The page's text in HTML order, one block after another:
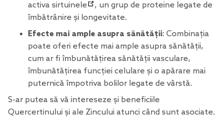
activa sirtuinele
, un grup de proteine legate de
îmbătrânire și longevitate.
Efecte mai ample asupra sănătății: Combinația
poate oferi efecte mai ample asupra sănătății,
cum ar fi îmbunătățirea sănătății vasculare,
îmbunătățirea funcției celulare și o apărare mai
puternică împotriva bolilor legate de vârstă.
S-ar putea să vă intereseze și beneficiile
Quercertinului și ale Zincului atunci când sunt asociate.